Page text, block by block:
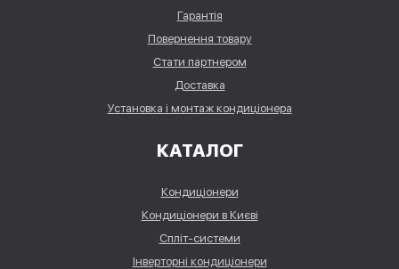
Гарантія
Повернення товару
Стати партнером
Доставка
Установка і монтаж кондиціонера
КАТАЛОГ
Кондиціонери
Кондиціонери в Києві
Спліт-системи
Інверторні кондиціонери